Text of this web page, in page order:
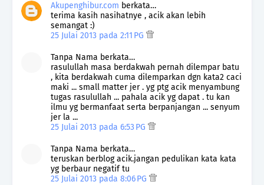
Akupenghibur.com berkata…
terima kasih nasihatnye , acik akan lebih
semangat :)
25 Julai 2013 pada 2:11 PG
Tanpa Nama berkata…
rasulullah masa berdakwah pernah dilempar batu
, kita berdakwah cuma dilemparkan dgn kata2 caci
maki ... small matter jer . yg ptg acik menyambung
tugas rasulullah ... pahala acik yg dapat . tu kan
ilmu yg bermanfaat serta berpanjangan ... senyum
jer la ...
25 Julai 2013 pada 6:53 PG
Tanpa Nama berkata…
teruskan berblog acik.jangan pedulikan kata kata
yg berbaur negatif tu
25 Julai 2013 pada 8:06 PG